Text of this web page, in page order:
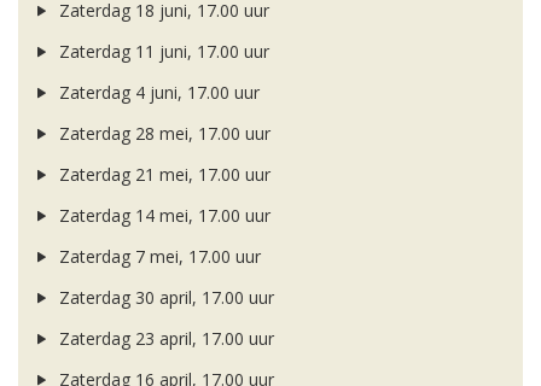
Zaterdag 18 juni, 17.00 uur
Zaterdag 11 juni, 17.00 uur
Zaterdag 4 juni, 17.00 uur
Zaterdag 28 mei, 17.00 uur
Zaterdag 21 mei, 17.00 uur
Zaterdag 14 mei, 17.00 uur
Zaterdag 7 mei, 17.00 uur
Zaterdag 30 april, 17.00 uur
Zaterdag 23 april, 17.00 uur
Zaterdag 16 april, 17.00 uur